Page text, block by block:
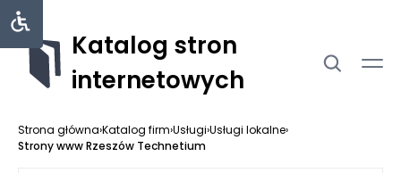
Katalog stron
internetowych
Strona główna›Katalog firm›Usługi›Usługi lokalne›
Strony www Rzeszów Technetium